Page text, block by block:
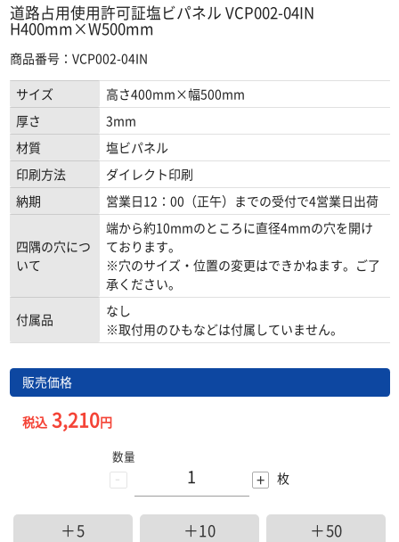
道路占用使用許可証塩ビパネル VCP002-04IN
H400mm×W500mm
商品番号：VCP002-04IN
サイズ
高さ400mm×幅500mm
厚さ
3mm
材質
塩ビパネル
印刷方法
ダイレクト印刷
納期
営業日12：00（正午）までの受付で4営業日出荷
四隅の穴につ
いて
端から約10mmのところに直径4mmの穴を開け
ております。
※穴のサイズ・位置の変更はできかねます。ご了
承ください。
付属品
なし
※取付用のひもなどは付属していません。
販売価格
税込3,210円
-
数量
+ 枚
＋5 ＋10 ＋50